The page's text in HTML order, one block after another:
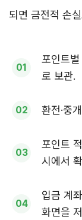
되면 금전적 손
포인트
로 보관.
환전·중
포인트
시에서
입금 계
화면을